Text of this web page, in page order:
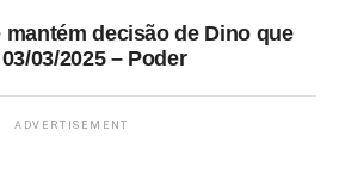
mantém decisão de Dino que
03/2025 – Poder
ADVERTISEMENT